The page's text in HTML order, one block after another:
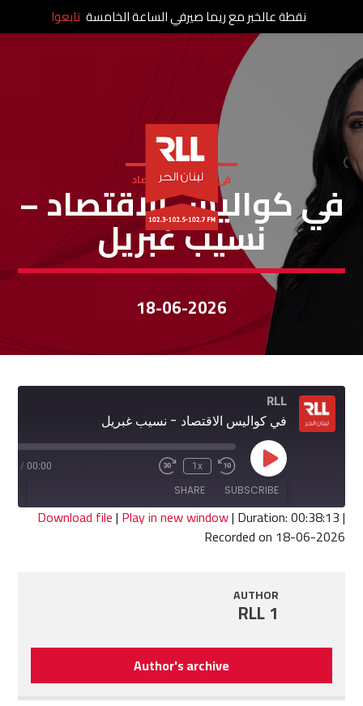
في كواليس الإقتصاد
في كواليس الاقتصاد –
نسيب غبريل
18-06-2026
RLL
في كواليس الاقتصاد - نسيب غبريل
Play
Episode
Rewind
10
Seconds
1x
Fast
seconds
00:00
/
SUBSCRIBE
SHARE
SHARE
Download file| Play in new window| Duration: 00:38:13|
Recorded on 18-06-2026
AUTHOR
RLL 1
Author's archive
نقطة عالخبر مع ريما صيرفي الساعة الخامسة تابعوا